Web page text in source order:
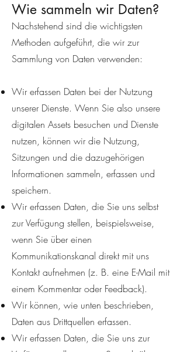
Wie sammeln wir Daten?
Nachstehend sind die wichtigsten
Methoden aufgeführt, die wir zur
Sammlung von Daten verwenden:
Wir erfassen Daten bei der Nutzung
unserer Dienste. Wenn Sie also unsere
digitalen Assets besuchen und Dienste
nutzen, können wir die Nutzung,
Sitzungen und die dazugehörigen
Informationen sammeln, erfassen und
speichern.
Wir erfassen Daten, die Sie uns selbst
zur Verfügung stellen, beispielsweise,
wenn Sie über einen
Kommunikationskanal direkt mit uns
Kontakt aufnehmen (z. B. eine E-Mail mit
einem Kommentar oder Feedback).
Wir können, wie unten beschrieben,
Daten aus Drittquellen erfassen.
Wir erfassen Daten, die Sie uns zur